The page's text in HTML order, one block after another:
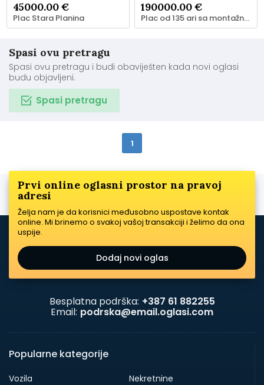
45000.00 €
Plac Stara Planina
190000.00 €
Plac od 135 ari sa montažnom kućom – sa 250 šljive stare 10 god u Ugrinovcima/Bg
Spasi ovu pretragu
Spasi ovu pretragu i budi obaviješten kada novi oglasi
budu objavljeni.
Spasi pretragu
1
Prvi online oglasni prostor na pravoj
adresi
Želja nam je da korisnici međusobno uspostave kontak
online. Mi brinemo o svakoj vašoj transakciji i želimo da ona
uspije.
Dodaj novi oglas
Besplatna podrška: +387 61 882255
Email: podrska@email.oglasi.com
Popularne kategorije
Vozila
Nekretnine